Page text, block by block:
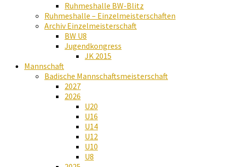
Ruhmeshalle BW-Blitz
Ruhmeshalle – Einzelmeisterschaften
Archiv Einzelmeisterschaft
BW U8
Jugendkongress
JK 2015
Mannschaft
Badische Mannschaftsmeisterschaft
2027
2026
U20
U16
U14
U12
U10
U8